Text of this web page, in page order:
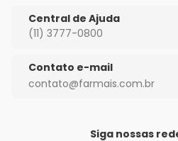
Central de Ajuda
(11) 3777-0800
Contato e-mail
contato@farmais.com.br
Siga nossas